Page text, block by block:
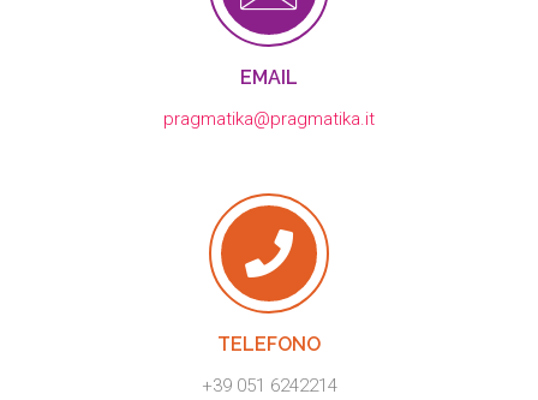
EMAIL
pragmatika@pragmatika.it
TELEFONO
+39 051 6242214